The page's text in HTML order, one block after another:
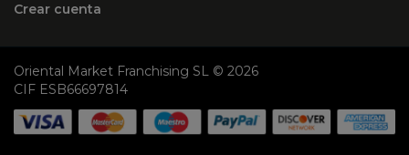
Crear cuenta
Oriental Market Franchising SL © 2026
CIF ESB66697814